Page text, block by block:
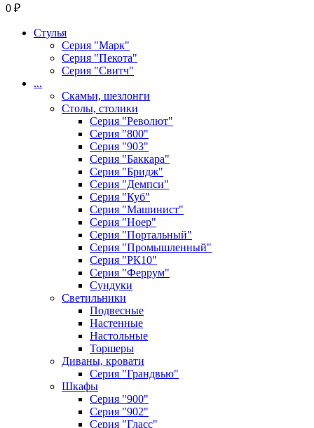
0 ₽
Стулья
Серия "Марк"
Серия "Пекота"
Серия "Свитч"
...
Скамьи, шезлонги
Столы, столики
Серия "Револют"
Серия "800"
Серия "903"
Серия "Баккара"
Серия "Бридж"
Серия "Демпси"
Серия "Куб"
Серия "Машинист"
Серия "Ноер"
Серия "Портальный"
Серия "Промышленный"
Серия "РК10"
Серия "Феррум"
Сундуки
Светильники
Подвесные
Настенные
Настольные
Торшеры
Диваны, кровати
Серия "Грандвью"
Шкафы
Серия "900"
Серия "902"
Серия "Гласс"